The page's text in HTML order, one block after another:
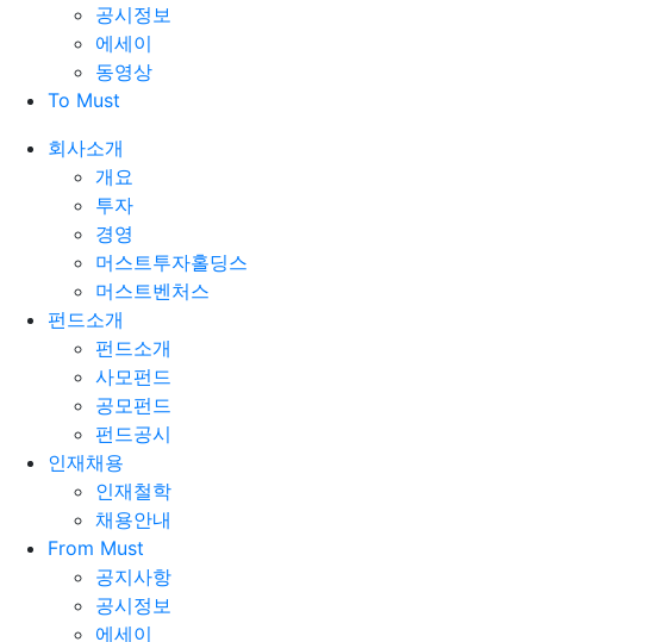
공시정보
에세이
동영상
To Must
회사소개
개요
투자
경영
머스트투자홀딩스
머스트벤처스
펀드소개
펀드소개
사모펀드
공모펀드
펀드공시
인재채용
인재철학
채용안내
From Must
공지사항
공시정보
에세이